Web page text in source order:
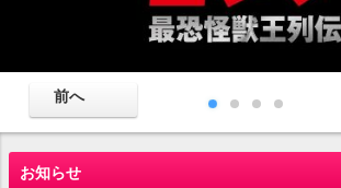
お知らせ